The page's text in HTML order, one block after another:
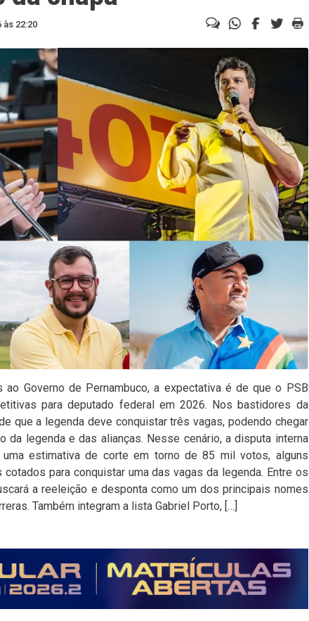
às 22:20
ao Governo de Pernambuco, a expectativa é de que o PSB
para deputado federal em 2026. Nos bastidores da
que a legenda deve conquistar três vagas, podendo chegar
da legenda e das alianças. Nesse cenário, a disputa interna
uma estimativa de corte em torno de 85 mil votos, alguns
para conquistar uma das vagas da legenda. Entre os
a reeleição e desponta como um dos principais nomes
Também integram a lista Gabriel Porto, […]